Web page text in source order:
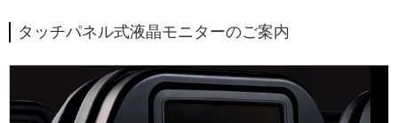
タッチパネル式液晶モニターのご案内